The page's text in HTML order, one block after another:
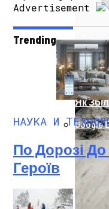
Як
Advertisement
Trending
НАУКА И
По Дорозі До
Героїв